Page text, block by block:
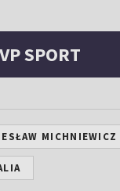
SPORT
MICHNIEWICZ